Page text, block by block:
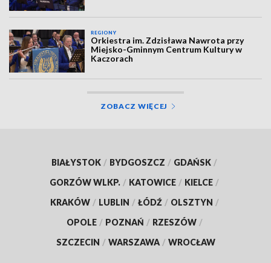
REGIONY
Orkiestra im. Zdzisława Nawrota przy
Miejsko-Gminnym Centrum Kultury w
Kaczorach
ZOBACZ WIĘCEJ
BIAŁYSTOK / BYDGOSZCZ / GDAŃSK /
GORZÓW WLKP. / KATOWICE / KIELCE /
KRAKÓW / LUBLIN / ŁÓDŹ / OLSZTYN /
OPOLE / POZNAŃ / RZESZÓW /
SZCZECIN / WARSZAWA / WROCŁAW